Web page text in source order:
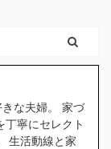
りの無料プラ
するなら コチ
クしてプラン
高気密住宅と
単に言うと
な夫婦。 家づ
丁寧にセレクト
生活動線と家